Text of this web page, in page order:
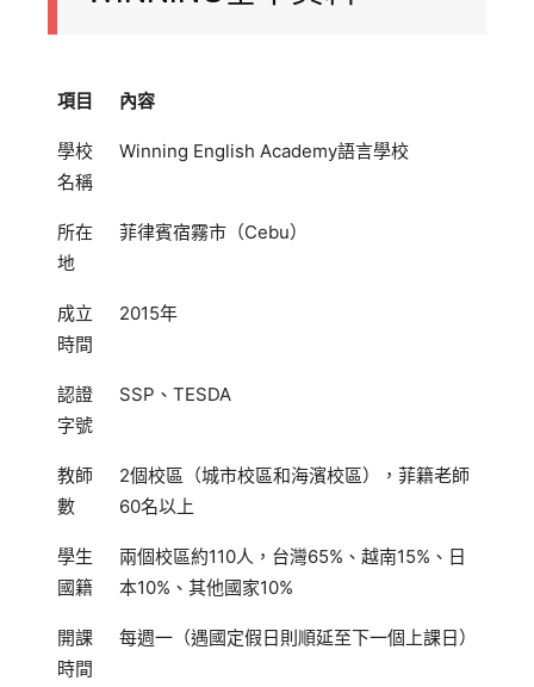
項目 內容
學校
名稱
Winning English Academy語言學校
所在
地
菲律賓宿霧市（Cebu）
成立
時間
2015年
認證
字號
SSP、TESDA
教師
數
2個校區（城市校區和海濱校區）， 菲籍老師
60名以上
學生
國籍
兩個校區約110人， 台灣65% 、越南15% 、 日
本10% 、其他國家10%
開課
時間
每週一 （遇國定假日則順延至下一個上課日）